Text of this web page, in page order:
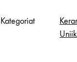
Kategoriat